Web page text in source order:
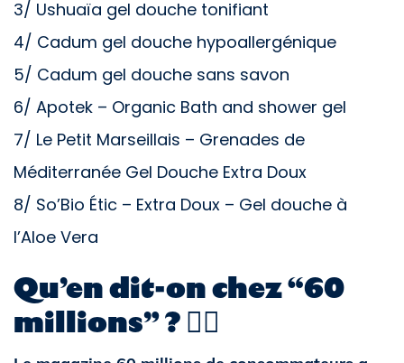
3/ Ushuaïa gel douche tonifiant
4/ Cadum gel douche hypoallergénique
5/ Cadum gel douche sans savon
6/ Apotek – Organic Bath and shower gel
7/ Le Petit Marseillais – Grenades de
Méditerranée Gel Douche Extra Doux
8/ So’Bio Étic – Extra Doux – Gel douche à
l’Aloe Vera
Qu’en dit-on chez “60
millions” ? 🙋‍♀️